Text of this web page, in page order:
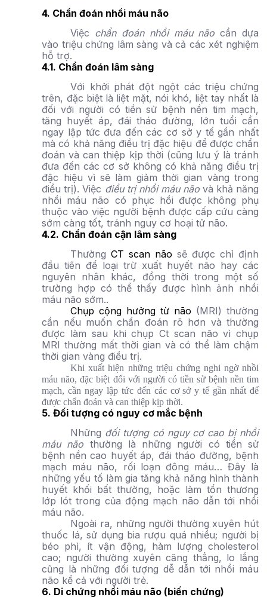
4. Chẩn đoán nhồi máu não
Việc chẩn đoán nhồi máu não cần dựa
vào triệu chứng lâm sàng và cả các xét nghiệm
hỗ trợ.
4.1. Chẩn đoán lâm sàng
Với khởi phát đột ngột các triệu chứng
trên, đặc biệt là liệt mặt, nói khó, liệt tay nhất là
đối với người có tiền sử bệnh nền tim mạch,
tăng huyết áp, đái tháo đường, lớn tuổi cần
ngay lập tức đưa đến các cơ sở y tế gần nhất
mà có khả năng điều trị đặc hiệu để được chẩn
đoán và can thiệp kịp thời (cũng lưu ý là tránh
đưa đến các cơ sở không có khả năng điều trị
đặc hiệu vì sẽ làm giảm thời gian vàng trong
điều trị). Việc điều trị nhồi máu nãovà khả năng
nhồi máu não có phục hồi được không phụ
thuộc vào việc người bệnh được cấp cứu càng
sớm càng tốt, tránh nguy cơ hoại tử não.
4.2. Chẩn đoán cận lâm sàng
ThườngCT scan não sẽ được chỉ định
đầu tiên để loại trừ xuất huyết não hay các
nguyên nhân khác, đồng thời trong một số
trường hợp có thể thấy được hình ảnh nhồi
máu não sớm..
Chụp cộng hưởng từ não (MRI) thường
cần nếu muốn chẩn đoán rõ hơn và thường
được làm sau khi chụp Ct scan não vì chụp
MRI thường mất thời gian và có thể làm chậm
thời gian vàng điều trị.
Khi xuất hiện những triệu chứng nghi ngờ nhồi
máu não, đặc biệt đối với người có tiền sử bệnh nền tim
mạch, cần ngay lập tức đến các cơ sở y tế gần nhất để
được chẩn đoán và can thiệp kịp thời.
5. Đối tượng có nguy cơ mắc bệnh
Những đối tượng có nguy cơ cao bị nhồi
máu não thường là những người có tiền sử
bệnh nền cao huyết áp, đái tháo đường, bệnh
mạch máu não, rối loạn đông máu… Đây là
những yếu tố làm gia tăng khả năng hình thành
huyết khối bất thường, hoặc làm tổn thương
lớp lót trong của động mạch não dẫn tới nhồi
máu não.
Ngoài ra, những người thường xuyên hút
thuốc lá, sử dụng bia rượu quá nhiều; người bị
béo phì, ít vận động, hàm lượng cholesterol
cao; người thường xuyên căng thẳng, lo lắng
cũng là những đối tượng dễ dẫn tới nhồi máu
não kể cả với người trẻ.
6. Di chứng nhồi máu não (biến chứng)